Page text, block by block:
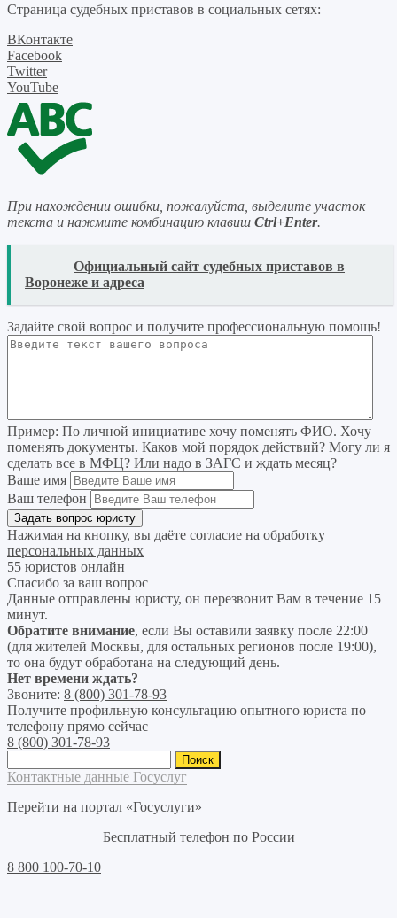
Страница судебных приставов в социальных сетях:
ВКонтакте
Facebook
Twitter
YouTube
При нахождении ошибки, пожалуйста, выделите участок
текста и нажмите комбинацию клавиш Ctrl+Enter.
Официальный сайт судебных приставов в
Воронеже и адреса
Задайте свой вопрос и получите профессиональную помощь!
Пример: По личной инициативе хочу поменять ФИО. Хочу
поменять документы. Каков мой порядок действий? Могу ли я
сделать все в МФЦ? Или надо в ЗАГС и ждать месяц?
Ваше имя
Ваш телефон
Нажимая на кнопку, вы даёте согласие на обработку
персональных данных
55 юристов онлайн
Спасибо за ваш вопрос
Данные отправлены юристу, он перезвонит Вам в течение 15
минут.
Обратите внимание, если Вы оставили заявку после 22:00
(для жителей Москвы, для остальных регионов после 19:00),
то она будут обработана на следующий день.
Нет времени ждать?
Звоните: 8 (800) 301-78-93
Получите профильную консультацию опытного юриста по
телефону прямо сейчас
8 (800) 301-78-93
Контактные данные Госуслуг
Перейти на портал «Госуслуги»
Бесплатный телефон по России
8 800 100-70-10